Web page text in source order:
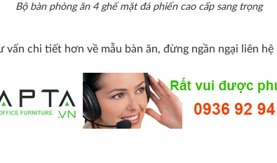
Bộ bàn phòng ăn 4 ghế mặt đá phiến cao cấp sang trọng
vấn chi tiết hơn về mẫu bàn ăn, đừng ngần ngại liên hệ